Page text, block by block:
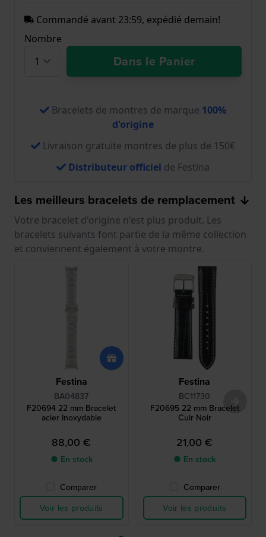
Commandé avant 23:59, expédié demain!
Nombre
Dans le Panier
Bracelets de montres de marque 100%
d'origine
Livraison gratuite montres de plus de 150€
Distributeur officiel de Festina
Les meilleurs bracelets de remplacement
Votre bracelet d'origine n'est plus produit. Les
bracelets suivants font partie de la même collection
et conviennent également à votre montre.
Festina
BA04837
F20694 22 mm Bracelet
acier Inoxydable
88,00 €
● En stock
Comparer
Voir les produits
Festina
BC11730
F20695 22 mm Bracelet
Cuir Noir
21,00 €
● En stock
Comparer
Voir les produits